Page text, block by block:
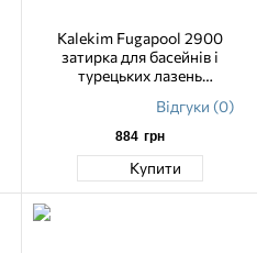
Kalekim Fugapool 2900
затирка для басейнів і
турецьких лазень
Відгуки (0)
884 грн
Купити